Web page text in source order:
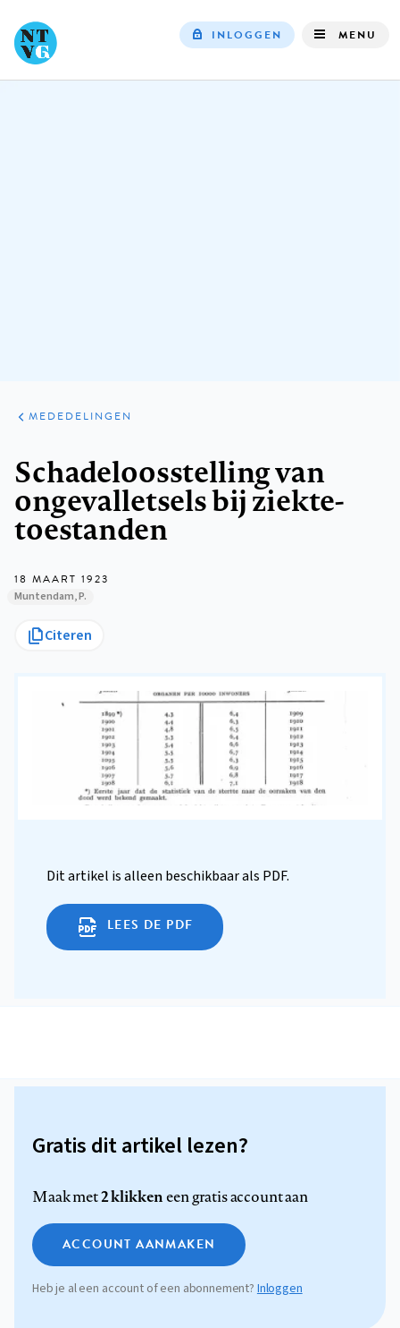
INLOGGEN MENU
ARTIKELEN
VARIA
MEDEDELINGEN
Schadeloosstelling van
ongevalletsels bij ziekte-
toestanden
18 MAART 1923
Muntendam, P.
Citeren
Dit artikel is alleen beschikbaar als PDF.
LEES DE PDF
Gratis dit artikel lezen?
Maak met2 klikkeneen gratis account aan
ACCOUNT AANMAKEN
Heb je al een account of een abonnement? Inloggen